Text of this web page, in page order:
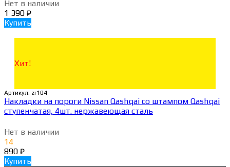
Нет в наличии
1 390 ₽
Купить
Хит!
Артикул: zr104
Накладки на пороги Nissan Qashqai со штампом Qashqai
ступенчатая, 4шт. нержавеющая сталь
Нет в наличии
14
890 ₽
Купить